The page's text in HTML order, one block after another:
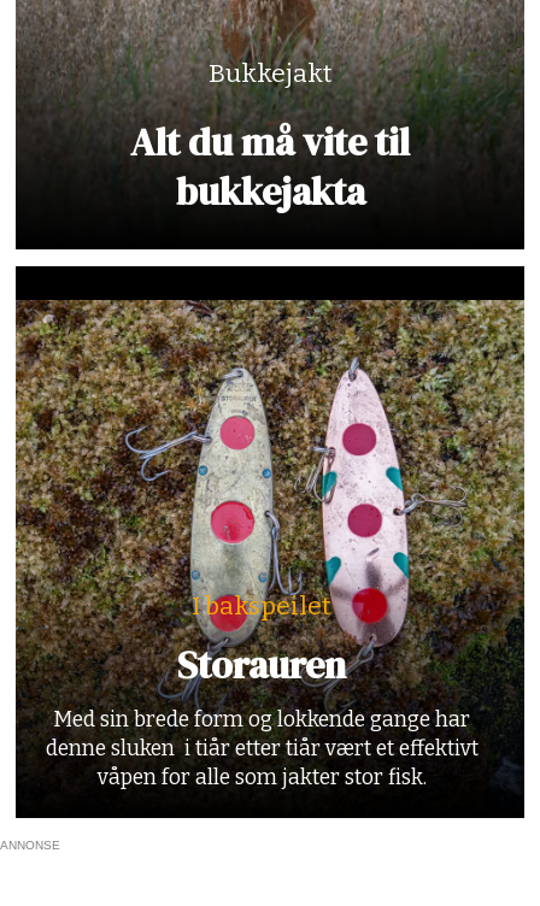
Bukkejakt
Alt du må vite til
bukkejakta
I bakspeilet
Storauren
Med sin brede form og lokkende gange har
denne sluken i tiår etter tiår vært et effektivt
våpen for alle som jakter stor fisk.
ANNONSE